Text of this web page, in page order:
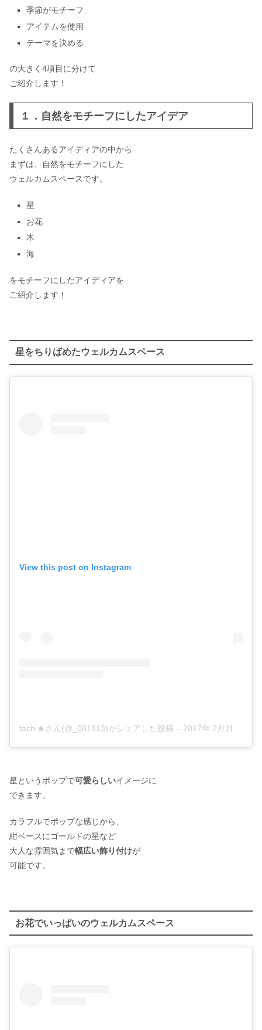
アプリ！作り方を徹底解説【完全版】
神前式の新郎の髪型はどうする?
結婚式のプロフィールムービーの曲！
季節がモチーフ
アイテムを使用
テーマを決める
の大きく4項目に分けて
ご紹介します！
１．自然をモチーフにしたアイデア
たくさんあるアイディアの中から
まずは、自然をモチーフにした
ウェルカムスペースです。
星
お花
木
海
をモチーフにしたアイディアを
ご紹介します！
星をちりばめたウェルカムスペース
View this post on Instagram
tachi★さん(@_081813)がシェアした投稿 – 2017年 2月月1日午前3時04分PST
星というポップで可愛らしいイメージに
できます。
カラフルでポップな感じから、
紺ベースにゴールドの星など
大人な雰囲気まで幅広い飾り付けが
可能です。
お花でいっぱいのウェルカムスペース